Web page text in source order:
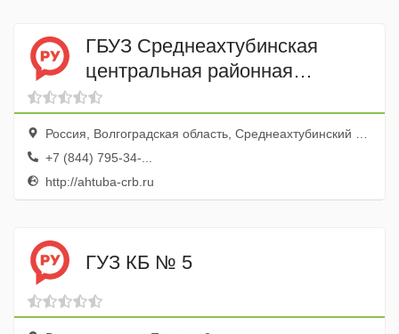
ГБУЗ Среднеахтубинская
центральная районная
больница
Россия, Волгоградская область, Среднеахтубинский район, рабочий поселок Средняя Ахтуба, Больничный переулок, 2
+7 (844) 795-34-...
http://ahtuba-crb.ru
ГУЗ КБ № 5